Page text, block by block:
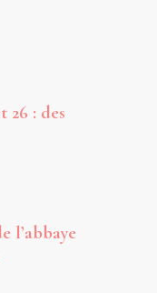
26 : des
l’abbaye